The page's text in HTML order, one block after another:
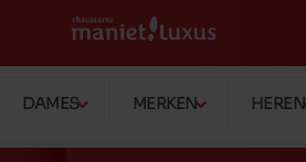
DAMES MERKEN HEREN